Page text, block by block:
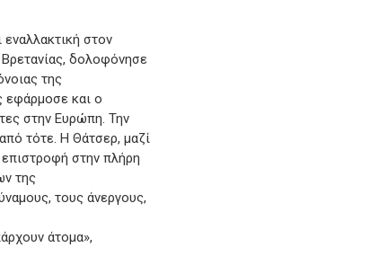
στον
δολοφόνησε
της
εφάρμοσε και ο
στην Ευρώπη. Την
τότε. Η Θάτσερ, μαζί
στην πλήρη
της
τους άνεργους,
άτομα»,